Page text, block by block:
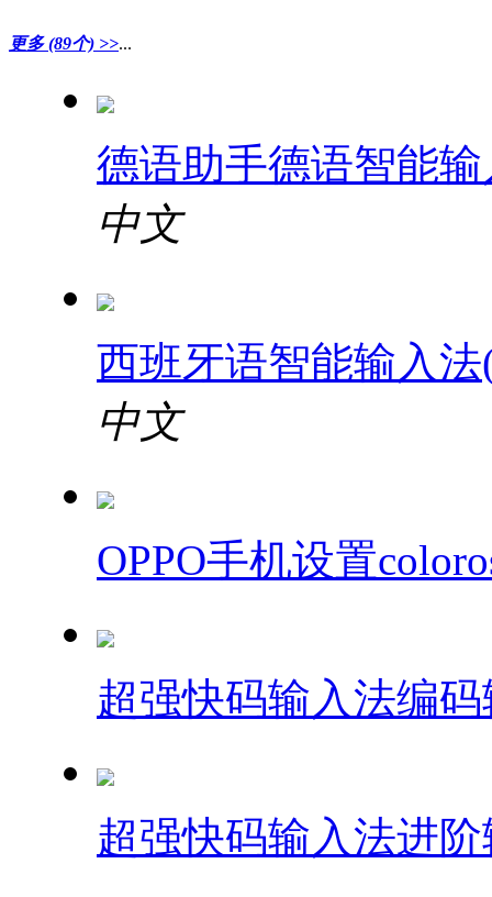
更多(89个) >>...
德语助手德语智能
中文
西班牙语智能输入
中文
OPPO手机设置
超强快码输入法编
超强快码输入法进